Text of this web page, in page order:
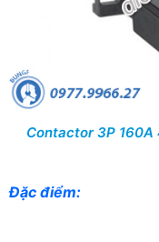
Contactor 3P 160A
Đặc điểm: